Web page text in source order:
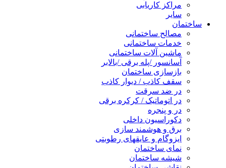
مراکز کاریابی
سایر
ساختمان
مصالح ساختمانی
خدمات ساختمانی
ماشین آلات ساختمانی
آسانسور /پله برقی /بالابر
بازسازی ساختمان
سقف کاذب / دیوار کاذب
در ضد سرقت
در اتوماتیک / کرکره برقی
در و پنجره
دکوراسیون داخلی
برق و هوشمند سازی
ایزوگام و عایقهای رطوبتی
نمای ساختمان
شیشه ساختمان